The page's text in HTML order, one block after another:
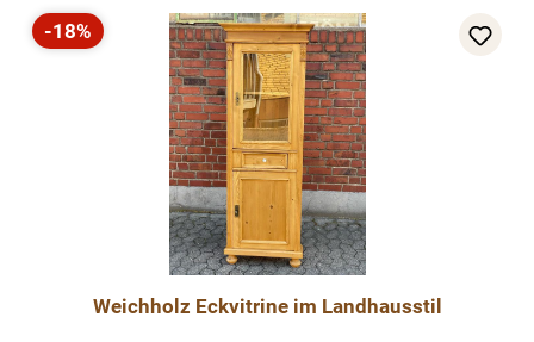
Rabatt
-18%
Weichholz Eckvitrine im Landhausstil